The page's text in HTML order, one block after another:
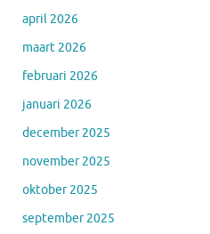
april 2026
maart 2026
februari 2026
januari 2026
december 2025
november 2025
oktober 2025
september 2025